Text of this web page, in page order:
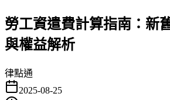
勞工資遣費計算指南：新
與權益解析
律點通
2025-08-25